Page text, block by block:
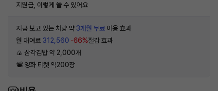
지원금, 이렇게 쓸 수 있어요
지금 보고 있는 차량 약 3개월 무료 이용 효과
월 대여료 312,560 -66%절감 효과
🍙 삼각김밥 약 2,000개
📽 영화 티켓 약200장